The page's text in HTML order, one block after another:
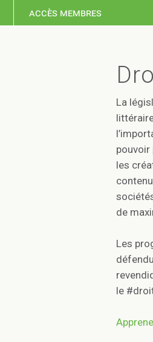
accès membres
La
pouvoir
les
de
Les
le